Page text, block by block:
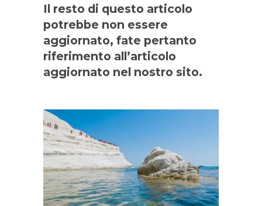
Il resto di questo articolo
potrebbe non essere
aggiornato, fate pertanto
riferimento all’articolo
aggiornato nel nostro sito.